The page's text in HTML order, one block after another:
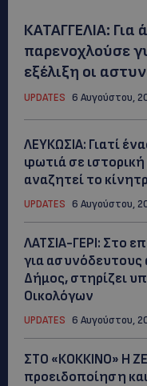
ΚΑΤΑΓΓΕΛΙΑ: Για
παρενοχλούσε
εξέλιξη οι
UPDATES 6 Αυγούστου,
ΛΕΥΚΩΣΙΑ: Γιατί
φωτιά σε
αναζητεί το
UPDATES 6 Αυγούστου,
ΛΑΤΣΙΑ-ΓΕΡΙ: Στο
για ασυνόδευτους
Δήμος, στηρίζει
Οικολόγων
UPDATES 6 Αυγούστου,
ΣΤΟ «ΚΟΚΚΙΝΟ» Η
προειδοποίηση